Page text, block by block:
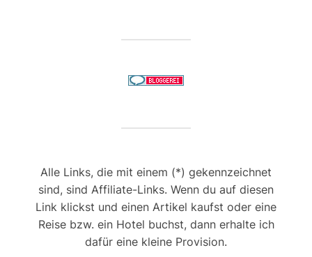
Alle Links, die mit einem (*) gekennzeichnet
sind, sind Affiliate-Links. Wenn du auf diesen
Link klickst und einen Artikel kaufst oder eine
Reise bzw. ein Hotel buchst, dann erhalte ich
dafür eine kleine Provision.